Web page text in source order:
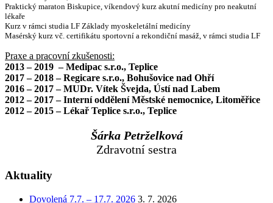
Praktický maraton Biskupice, víkendový kurz akutní medicíny pro neakutní
lékaře
Kurz v rámci studia LF Základy myoskeletální medicíny
Masérský kurz vč. certifikátu sportovní a rekondiční masáž, v rámci studia LF
Praxe a pracovní zkušenosti:
2013 – 2019 – Medipac s.r.o., Teplice
2017 – 2018 – Regicare s.r.o., Bohušovice nad Ohří
2016 – 2017 – MUDr. Vítek Švejda, Ústí nad Labem
2012 – 2017 – Interní oddělení Městské nemocnice, Litoměřice
2012 – 2015 – Lékař Teplice s.r.o., Teplice
Šárka Petrželková
Zdravotní sestra
Aktuality
Dovolená 7.7. – 17.7. 2026 3. 7. 2026